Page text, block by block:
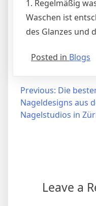
1. Regelmäßig
Waschen ist
des Glanzes und
Posted in Blogs
Post
navigation
Previous: Die
Nageldesigns aus
Nagelstudios in
Leave a